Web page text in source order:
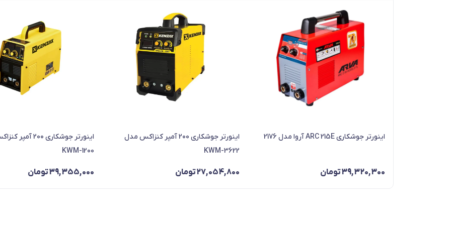
اینورتر جوشکاری ARC 215E آروا مدل 2176
39,320,300تومان
اینورتر جوشکاری 200 آمپر کنزاکس مدل
KWM-3622
27,054,800تومان
اینورتر جوشکاری 200
KWM-1200
39,355,000تومان